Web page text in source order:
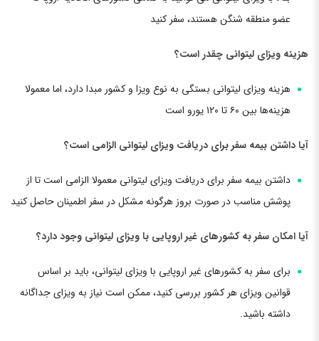
عضو منطقه شنگن هستند، سفر کنید
هزینه ویزای لیتوانی چقدر است؟
هزینه ویزای لیتوانی بستگی به نوع ویزا و کشور مبدا دارد، اما معمولا
هزینه‌ها بین ۶۰ تا ۱۲۰ یورو است
آیا داشتن بیمه سفر برای دریافت ویزای لیتوانی الزامی است؟
داشتن بیمه سفر برای دریافت ویزای لیتوانی معمولا الزامی است تا از
پوشش مناسب در صورت بروز هرگونه مشکل در سفر اطمینان حاصل کنید
آیا امکان سفر به کشورهای غیر اروپایی با ویزای لیتوانی وجود دارد؟
برای سفر به کشورهای غیر اروپایی با ویزای لیتوانی، باید بر اساس
قوانین ویزای هر کشور بررسی کنید، ممکن است نیاز به ویزای جداگانه
داشته باشید.